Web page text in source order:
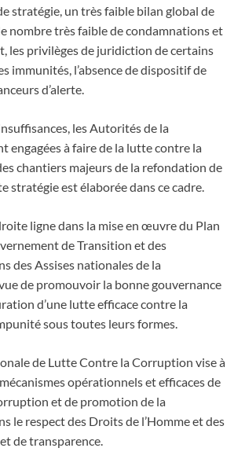
stratégie, un très faible bilan global de
nombre très faible de condamnations et
les privilèges de juridiction de certains
immunités, l’absence de dispositif de
d’alerte.
les Autorités de la
engagées à faire de la lutte contre la
chantiers majeurs de la refondation de
stratégie est élaborée dans ce cadre.
ligne dans la mise en œuvre du Plan
de Transition et des
des Assises nationales de la
de promouvoir la bonne gouvernance
d’une lutte efficace contre la
sous toutes leurs formes.
de Lutte Contre la Corruption vise à
opérationnels et efficaces de
et de promotion de la
le respect des Droits de l’Homme et des
de transparence.